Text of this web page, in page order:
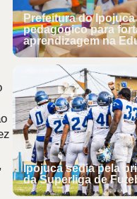
Prefeitura do
pedagógico para
aprendizagem na
Ipojuca sedia pela
da Superliga de